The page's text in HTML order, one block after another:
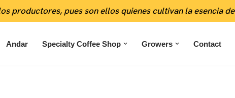
productores, pues son ellos quienes cultivan la esencia
Andar Specialty Coffee Shop Growers Contact